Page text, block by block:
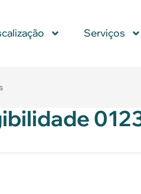
Serviços